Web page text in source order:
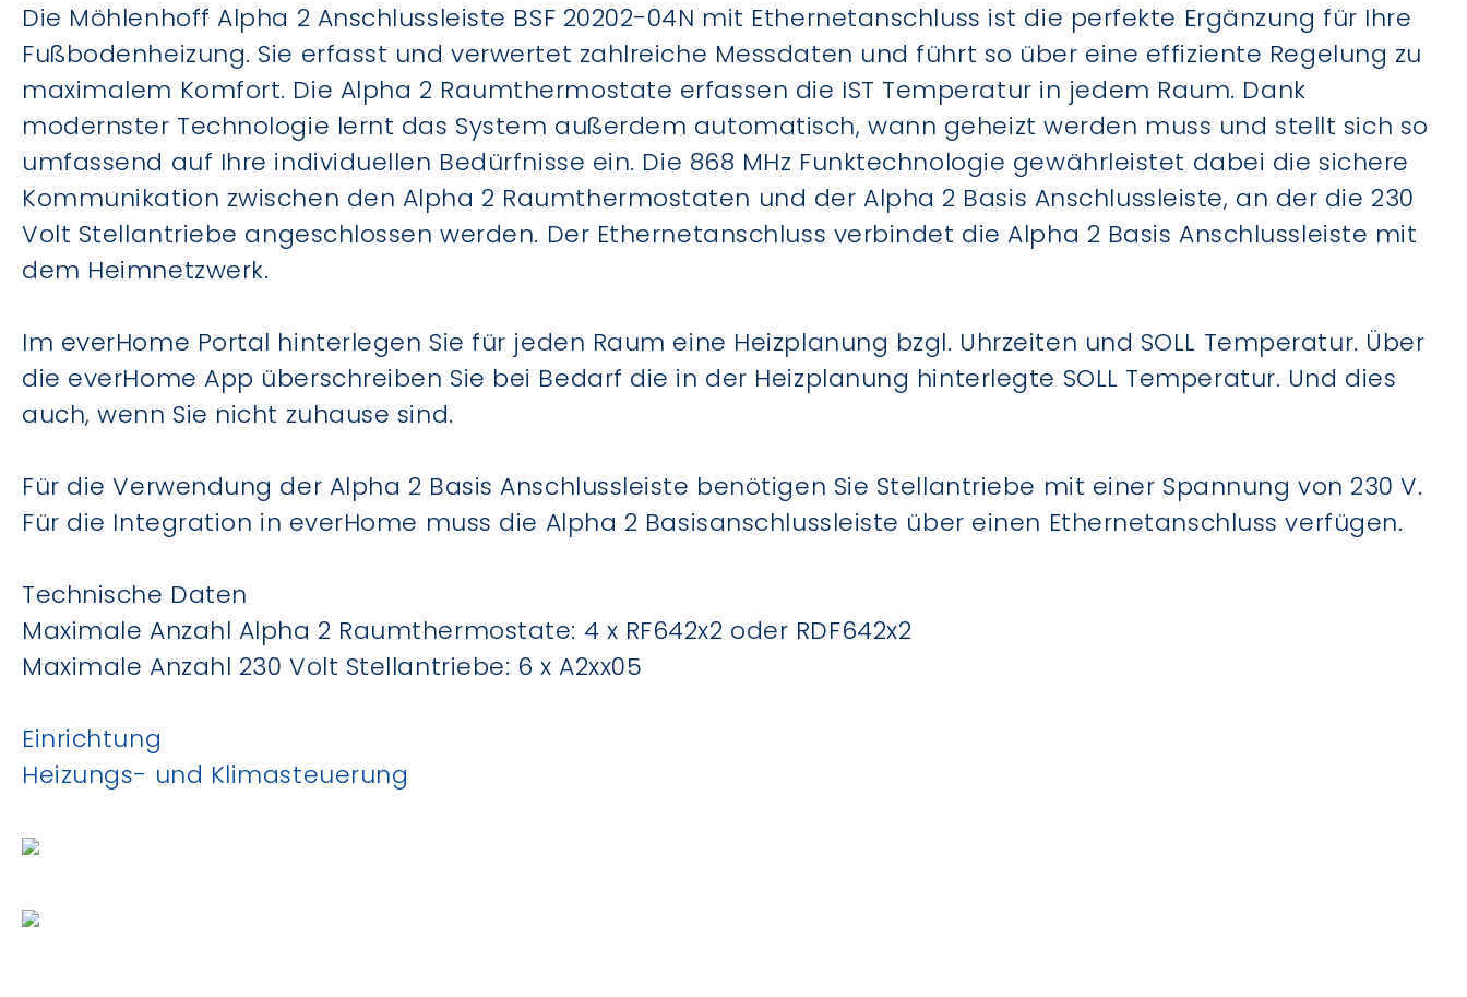
Die Möhlenhoff Alpha 2 Anschlussleiste BSF 20202-04N mit Ethernetanschluss ist die perfekte Ergänzung für Ihre
Fußbodenheizung. Sie erfasst und verwertet zahlreiche Messdaten und führt so über eine effiziente Regelung zu
maximalem Komfort. Die Alpha 2 Raumthermostate erfassen die IST Temperatur in jedem Raum. Dank
modernster Technologie lernt das System außerdem automatisch, wann geheizt werden muss und stellt sich so
umfassend auf Ihre individuellen Bedürfnisse ein. Die 868 MHz Funktechnologie gewährleistet dabei die sichere
Kommunikation zwischen den Alpha 2 Raumthermostaten und der Alpha 2 Basis Anschlussleiste, an der die 230
Volt Stellantriebe angeschlossen werden. Der Ethernetanschluss verbindet die Alpha 2 Basis Anschlussleiste mit
dem Heimnetzwerk.
Im everHome Portal hinterlegen Sie für jeden Raum eine Heizplanung bzgl. Uhrzeiten und SOLL Temperatur. Über
die everHome App überschreiben Sie bei Bedarf die in der Heizplanung hinterlegte SOLL Temperatur. Und dies
auch, wenn Sie nicht zuhause sind.
Für die Verwendung der Alpha 2 Basis Anschlussleiste benötigen Sie Stellantriebe mit einer Spannung von 230 V.
Für die Integration in everHome muss die Alpha 2 Basisanschlussleiste über einen Ethernetanschluss verfügen.
Technische Daten
Maximale Anzahl Alpha 2 Raumthermostate: 4 x RF642x2 oder RDF642x2
Maximale Anzahl 230 Volt Stellantriebe: 6 x A2xx05
Einrichtung
Heizungs- und Klimasteuerung